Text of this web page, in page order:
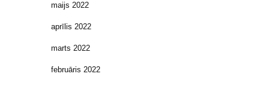
maijs 2022
aprīlis 2022
marts 2022
februāris 2022